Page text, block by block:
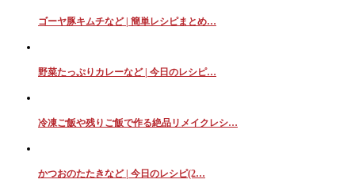
ゴーヤ豚キムチなど | 簡単レシピまとめ…
野菜たっぷりカレーなど | 今日のレシピ…
冷凍ご飯や残りご飯で作る絶品リメイクレシ…
かつおのたたきなど | 今日のレシピ(2…